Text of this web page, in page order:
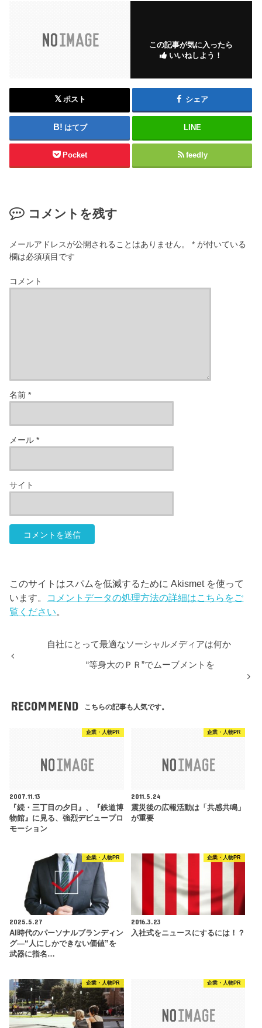
この記事が気に入ったら
いいねしよう！
ポスト シェア
はてブ LINE
Pocket feedly
コメントを残す
メールアドレスが公開されることはありません。 * が付いている
欄は必須項目です
コメント
名前*
メール*
サイト
このサイトはスパムを低減するために Akismet を使って
います。 コメントデータの処理方法の詳細はこちらをご
覧ください。
自社にとって最適なソーシャルメディアは何か
“等身大のＰＲ”でムーブメントを
RECOMMEND こちらの記事も人気です。
企業・人物PR
2007.11.13
『続・三丁目の夕日』、『鉄道博
物館』に見る、強烈デビュープロ
モーション
企業・人物PR
2011.5.24
震災後の広報活動は「共感共鳴」
が重要
企業・人物PR
2025.5.27
AI時代のパーソナルブランディン
グ―“人にしかできない価値”を
武器に指名…
企業・人物PR
2016.3.23
入社式をニュースにするには！？
企業・人物PR 企業・人物PR